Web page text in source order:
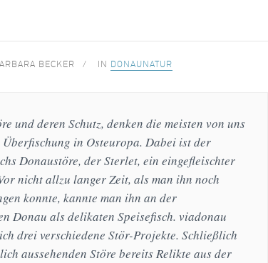
BECKER IN DONAUNATUR
und deren Schutz, denken die meisten von uns
in Osteuropa. Dabei ist der
Donaustöre, der Sterlet, ein eingefleischter
nicht allzu langer Zeit, als man ihn noch
konnte, kannte man ihn an der
Donau als delikaten Speisefisch. viadonau
drei verschiedene Stör-Projekte. Schließlich
aussehenden Störe bereits Relikte aus der